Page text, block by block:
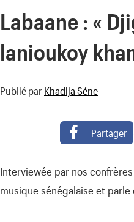
Labaane : «
lanioukoy
Publié par Khadija Séne
Partager
Interviewée par nos
musique sénégalaise et parle